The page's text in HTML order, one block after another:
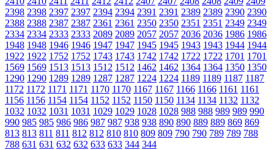
2398 2398 2397 2397 2394 2394 2391 2391 2389 2389 2390 2390
2388 2388 2387 2387 2361 2361 2350 2350 2351 2351 2349 2349
2334 2334 2333 2333 2089 2089 2057 2057 2036 2036 1986 1986
1948 1948 1946 1946 1947 1947 1945 1945 1943 1943 1944 1944
1922 1922 1752 1752 1743 1743 1742 1742 1722 1722 1701 1701
1569 1569 1513 1513 1512 1512 1462 1462 1364 1364 1350 1350
1290 1290 1289 1289 1287 1287 1224 1224 1189 1189 1187 1187
1172 1172 1171 1171 1170 1170 1167 1167 1166 1166 1161 1161
1156 1156 1154 1154 1152 1152 1150 1150 1134 1134 1132 1132
1032 1032 1031 1031 1029 1029 1028 1028 988 988 989 989 990
990 985 985 986 986 987 987 938 938 890 890 889 889 869 869
813 813 811 811 812 812 810 810 809 809 790 790 789 789 788
788 631 631 632 632 633 633 344 344